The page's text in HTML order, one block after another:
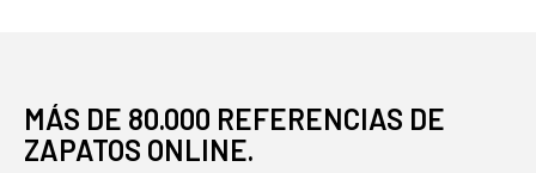
MÁS DE 80.000 REFERENCIAS DE
ZAPATOS ONLINE.